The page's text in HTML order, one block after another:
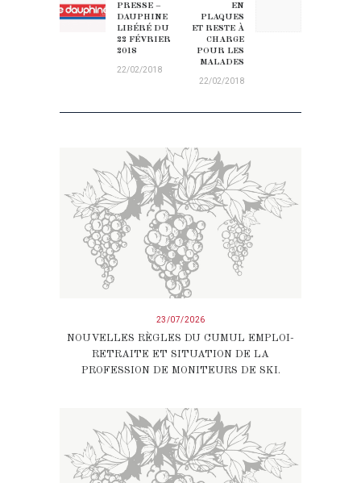
PRESSE –
DAUPHINE
LIBÉRÉ DU
22 FÉVRIER
2018
22/02/2018
EN
PLAQUES
ET RESTE À
CHARGE
POUR LES
MALADES
22/02/2018
23/07/2026
NOUVELLES RÈGLES DU CUMUL EMPLOI-
RETRAITE ET SITUATION DE LA
PROFESSION DE MONITEURS DE SKI.